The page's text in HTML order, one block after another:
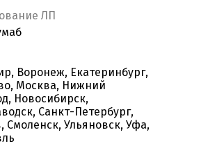
ЛП
Воронеж, Екатеринбург,
Москва, Нижний
Новосибирск,
Санкт-Петербург,
Смоленск, Ульяновск, Уфа,